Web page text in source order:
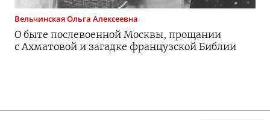
ВельчинскаяОльга Алексеевна
О быте послевоенной Москвы, прощании
с Ахматовой и загадке французской Библии